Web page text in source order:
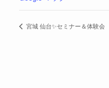
宮城 仙台✨セミナー＆体験会